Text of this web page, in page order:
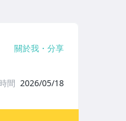
關於我 分享
間 2026/05/18